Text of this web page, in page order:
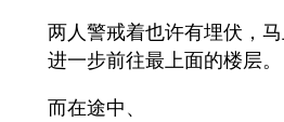
两人警戒着也许有埋伏，
进一步前往最上面的楼层。
而在途中、